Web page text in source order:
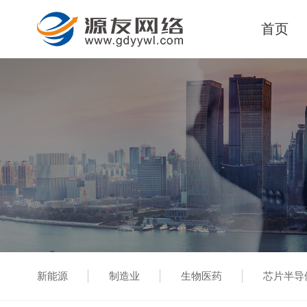
首页
新能源 制造业 生物医药 芯片半导